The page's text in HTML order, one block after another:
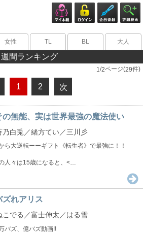
女性 TL BL 大人
週間ランキング
1/2ページ(29件)
1 2 次
の無能、実は世界最強の魔法使い
乃白兎／緒方てい／三川彡
ら大逆転ーーギフト《転生者》で最強に！！
人々は15歳になると、<…
ズれアリス
こでる／富士伸太／はる雪
バズ、億バズ動画!!